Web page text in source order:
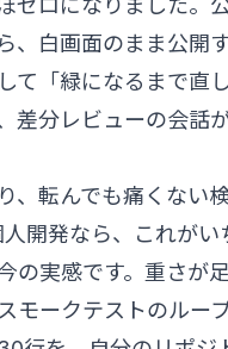
ゼロになりました。
、白画面のまま公開
て「緑になるまで直
差分レビューの会話
、転んでも痛くない
開発なら、これがい
の実感です。重さが
スモークテストのルー